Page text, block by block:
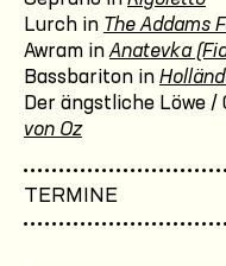
Lurch in The Addams
Awram in Anatevka
Bassbariton in
Der ängstliche Löwe /
von Oz
TERMINE